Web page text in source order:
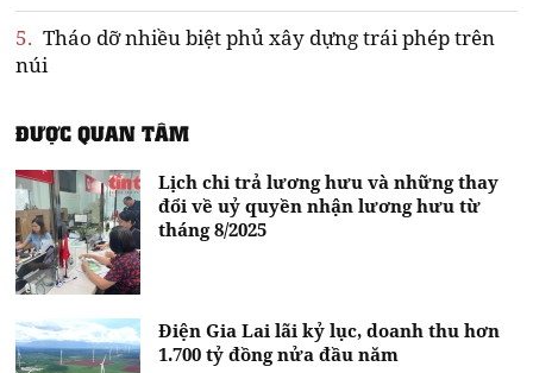
5. Tháo dỡ nhiều biệt phủ xây dựng trái phép trên
núi
ĐƯỢC QUAN TÂM
Lịch chi trả lương hưu và những thay
đổi về uỷ quyền nhận lương hưu từ
tháng 8/2025
Điện Gia Lai lãi kỷ lục, doanh thu hơn
1.700 tỷ đồng nửa đầu năm